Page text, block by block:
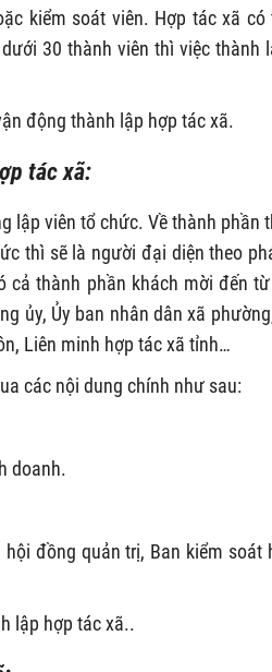
kiểm soát viên. Hợp tác xã
30 thành viên thì việc thành
động thành lập hợp tác xã.
tác xã:
lập viên tổ chức. Về thành
thì sẽ là người đại diện theo
cả thành phần khách mời đến
ủy, Ủy ban nhân dân xã
Liên minh hợp tác xã tỉnh…
các nội dung chính như sau:
doanh.
đồng quản trị, Ban kiểm soát
lập hợp tác xã..